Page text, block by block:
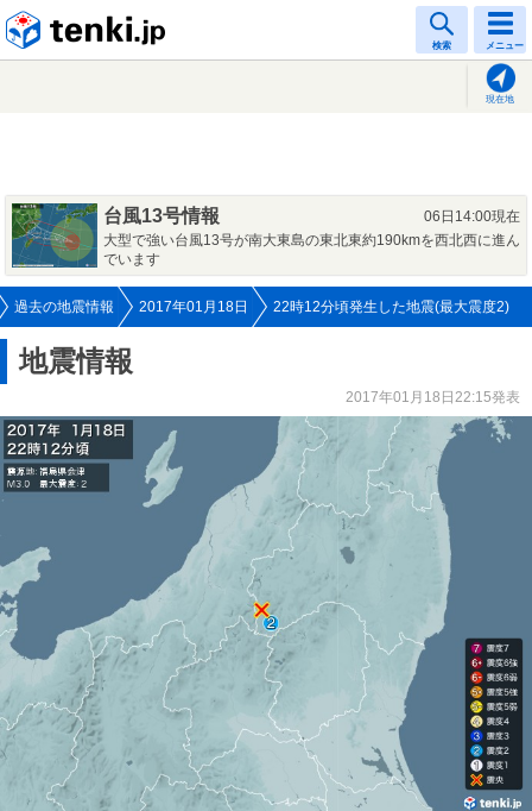
検索 メニュー
現在地
台風13号情報
06日14:00現在
大型で強い台風13号が南大東島の東北東約190kmを西北西に進ん
でいます
過去の地震情報 2017年01月18日 22時12分頃発生した地震(最大震度2)
地震情報
2017年01月18日22:15発表